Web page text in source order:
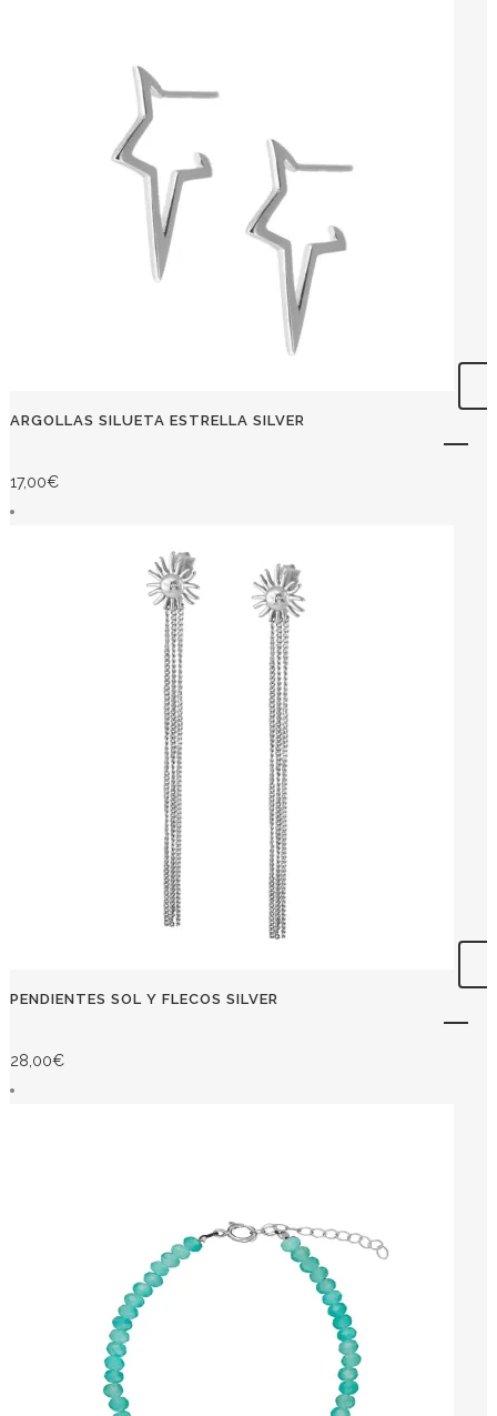
ARGOLLAS SILUETA ESTRELLA SILVER
17,00€
PENDIENTES SOL Y FLECOS SILVER
28,00€